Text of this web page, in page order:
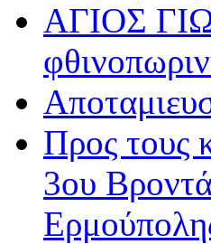
ΑΓΙΟΣ
Προς τους
3ου